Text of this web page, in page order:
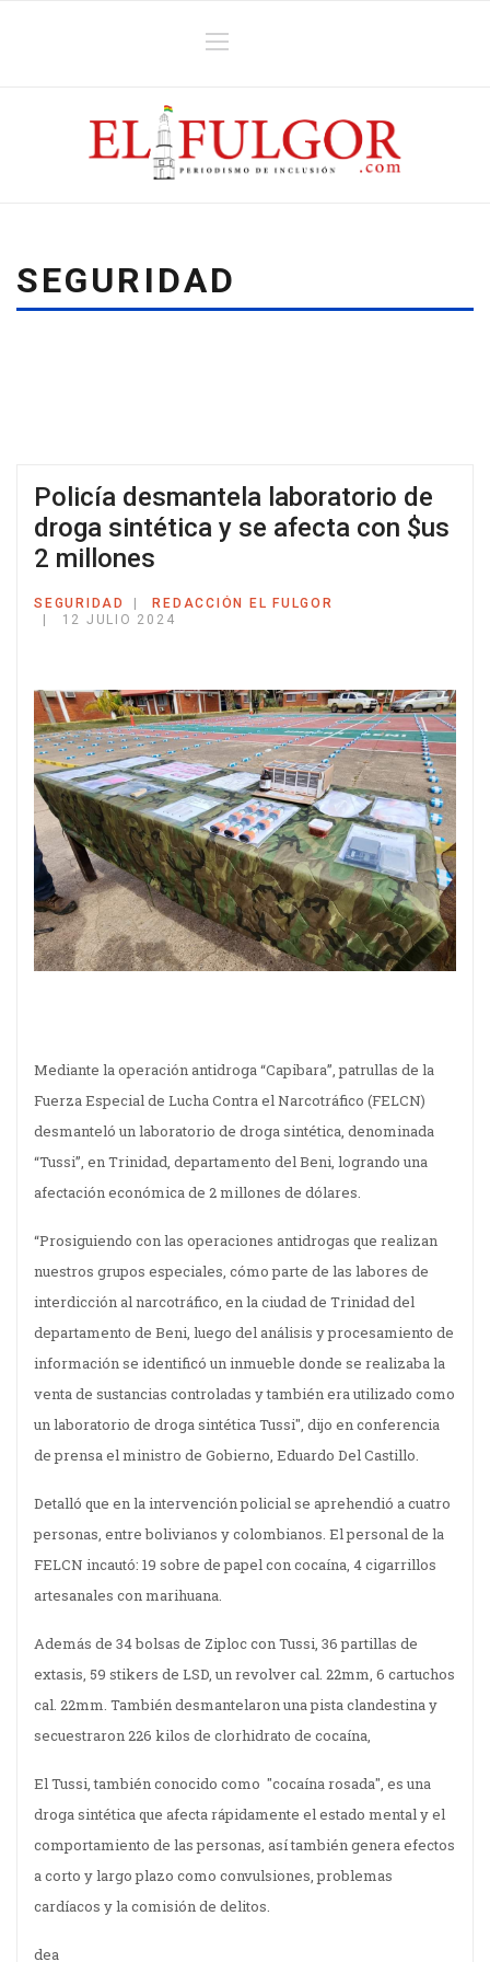
SEGURIDAD
Policía desmantela laboratorio de
droga sintética y se afecta con $us
2 millones
SEGURIDAD
REDACCIÓN EL FULGOR
12 JULIO 2024
Mediante la operación antidroga “Capibara”, patrullas de la
Fuerza Especial de Lucha Contra el Narcotráfico (FELCN)
desmanteló un laboratorio de droga sintética, denominada
“Tussi”, en Trinidad, departamento del Beni, logrando una
afectación económica de 2 millones de dólares.
“Prosiguiendo con las operaciones antidrogas que realizan
nuestros grupos especiales, cómo parte de las labores de
interdicción al narcotráfico, en la ciudad de Trinidad del
departamento de Beni, luego del análisis y procesamiento de
información se identificó un inmueble donde se realizaba la
venta de sustancias controladas y también era utilizado como
un laboratorio de droga sintética Tussi", dijo en conferencia
de prensa el ministro de Gobierno, Eduardo Del Castillo.
Detalló que en la intervención policial se aprehendió a cuatro
personas, entre bolivianos y colombianos. El personal de la
FELCN incautó: 19 sobre de papel con cocaína, 4 cigarrillos
artesanales con marihuana.
Además de 34 bolsas de Ziploc con Tussi, 36 partillas de
extasis, 59 stikers de LSD, un revolver cal. 22mm, 6 cartuchos
cal. 22mm. También desmantelaron una pista clandestina y
secuestraron 226 kilos de clorhidrato de cocaína,
El Tussi, también conocido como "cocaína rosada", es una
droga sintética que afecta rápidamente el estado mental y el
comportamiento de las personas, así también genera efectos
a corto y largo plazo como convulsiones, problemas
cardíacos y la comisión de delitos.
dea